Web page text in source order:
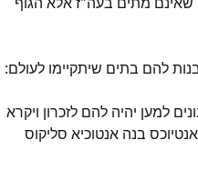
להם בתים שיתקיימו לעולם:
למען יהיה להם לזכרון ויקרא
בנה אנטוכיא סליקוס